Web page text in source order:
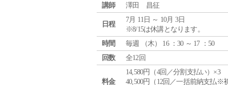
講師 澤田 昌征
日程
7月 11日 ～ 10月 3日
※8/15は休講となります。
時間
毎週 （木） 16 ：30 ～ 17 ：50
回数
全12回
料金
14,580円（4回／分割支払い）×3
40,500円（12回／一括前納支払※